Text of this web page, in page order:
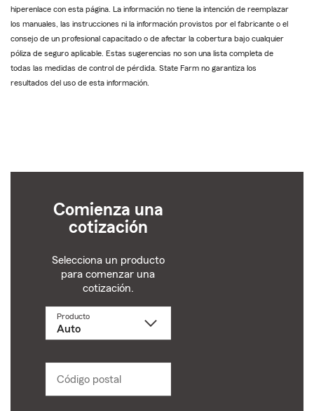
hiperenlace con esta página. La información no tiene la intención de reemplazar
los manuales, las instrucciones ni la información provistos por el fabricante o el
consejo de un profesional capacitado o de afectar la cobertura bajo cualquier
póliza de seguro aplicable. Estas sugerencias no son una lista completa de
todas las medidas de control de pérdida. State Farm no garantiza los
resultados del uso de esta información.
Comienza una
cotización
Selecciona un producto
para comenzar una
cotización.
ProductoSelecciona
Código postal